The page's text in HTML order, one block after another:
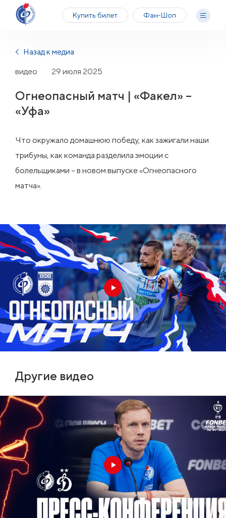
Купить билет Фан-Шоп
Назад к медиа
видео 29 июля 2025
Огнеопасный матч | «Факел» –
«Уфа»
Что окружало домашнюю победу, как зажигали наши
трибуны, как команда разделила эмоции с
болельщиками – в новом выпуске «Огнеопасного
матча».
Другие видео